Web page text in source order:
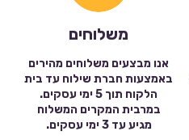
משלוחים
אנו מבצעים משלוחים מהירים
באמצעות חברת שילוח עד בית
הלקוח תוך 5 ימי עסקים.
במרבית המקרים המשלוח
מגיע עד 3 ימי עסקים.